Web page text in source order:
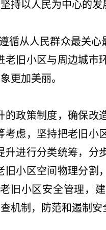
持以人民为中心
从人民群众最关心
旧小区与周边城
象更加美丽。
策制度，确保改
虑，坚持把老旧
进行分类统筹，
小区空间物理分
旧小区安全管理，
查机制，防范和遏